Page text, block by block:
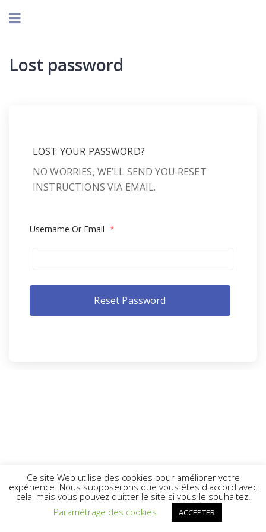
Lost password
LOST YOUR PASSWORD?
NO WORRIES, WE’LL SEND YOU RESET
INSTRUCTIONS VIA EMAIL.
Username Or Email *
Ce site Web utilise des cookies pour améliorer votre
expérience. Nous supposerons que vous êtes d'accord avec
cela, mais vous pouvez quitter le site si vous le souhaitez.
Paramétrage des cookies
ACCEPTER